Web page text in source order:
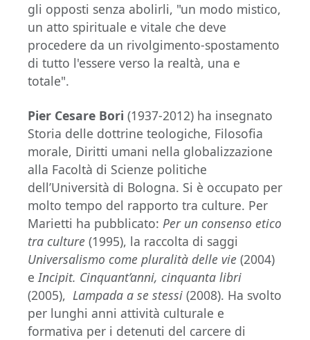
gli opposti senza abolirli, "un modo mistico,
un atto spirituale e vitale che deve
procedere da un rivolgimento-spostamento
di tutto l'essere verso la realtà, una e
totale".
Pier Cesare Bori (1937-2012) ha insegnato
Storia delle dottrine teologiche, Filosofia
morale, Diritti umani nella globalizzazione
alla Facoltà di Scienze politiche
dell’Università di Bologna. Si è occupato per
molto tempo del rapporto tra culture. Per
Marietti ha pubblicato: Per un consenso etico
tra culture (1995), la raccolta di saggi
Universalismo come pluralità delle vie (2004)
eIncipit. Cinquant’anni, cinquanta libri
(2005), Lampada a se stessi (2008). Ha svolto
per lunghi anni attività culturale e
formativa per i detenuti del carcere di